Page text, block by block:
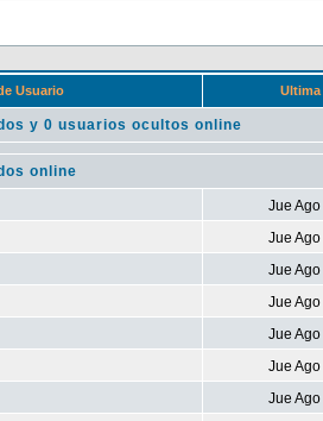
Usuario
y 0 usuarios ocultos online
online
Jue
Jue
Jue
Jue
Jue
Jue
Jue